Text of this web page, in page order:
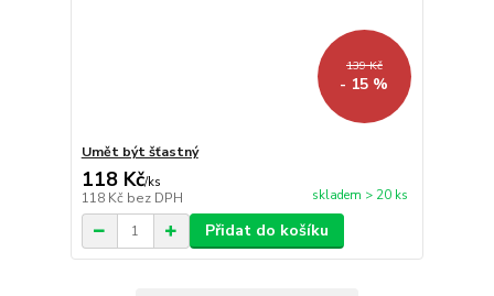
139 Kč
- 15 %
Umět být šťastný
118 Kč/ks
118 Kč bez DPH skladem > 20 ks
Přidat do košíku